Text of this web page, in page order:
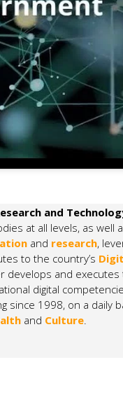
and
at all levels, as
and research,
to the country’s
develops and
digital
since 1998, on a daily
and Culture.